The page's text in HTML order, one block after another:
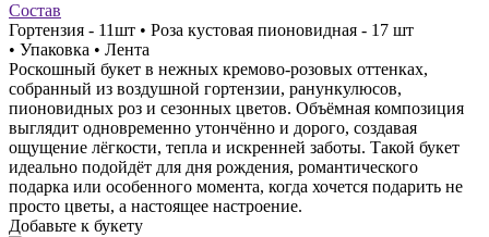
Состав
Гортензия - 11шт • Роза кустовая пионовидная - 17 шт
• Упаковка • Лента
Роскошный букет в нежных кремово-розовых оттенках,
собранный из воздушной гортензии, ранункулюсов,
пионовидных роз и сезонных цветов. Объёмная композиция
выглядит одновременно утончённо и дорого, создавая
ощущение лёгкости, тепла и искренней заботы. Такой букет
идеально подойдёт для дня рождения, романтического
подарка или особенного момента, когда хочется подарить не
просто цветы, а настоящее настроение.
Добавьте к букету